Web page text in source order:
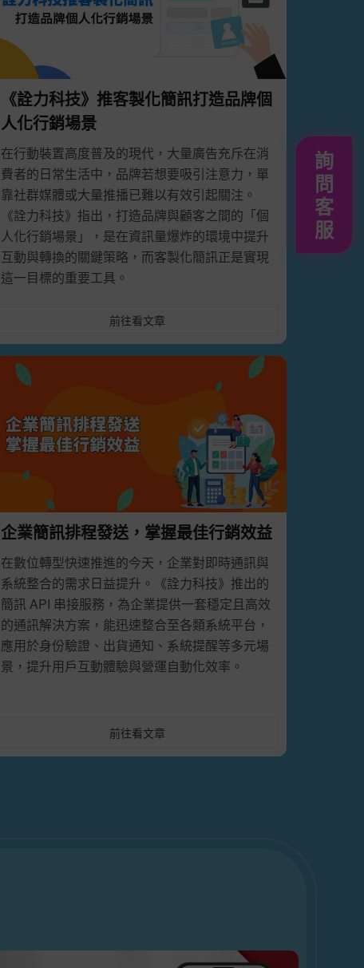
《詮力科技》推客製化簡訊打造品牌個
人化行銷場景
在行動裝置高度普及的現代，大量廣告充斥在消
費者的日常生活中，品牌若想要吸引注意力，單
靠社群媒體或大量推播已難以有效引起關注。
《詮力科技》指出，打造品牌與顧客之間的「個
人化行銷場景」，是在資訊量爆炸的環境中提升
互動與轉換的關鍵策略，而客製化簡訊正是實現
這一目標的重要工具。
前往看文章
企業簡訊排程發送，掌握最佳行銷效益
在數位轉型快速推進的今天，企業對即時通訊與
系統整合的需求日益提升。《詮力科技》推出的
簡訊 API 串接服務，為企業提供一套穩定且高效
的通訊解決方案，能迅速整合至各類系統平台，
應用於身份驗證、出貨通知、系統提醒等多元場
景，提升用戶互動體驗與營運自動化效率。
前往看文章
詢
問
客
服